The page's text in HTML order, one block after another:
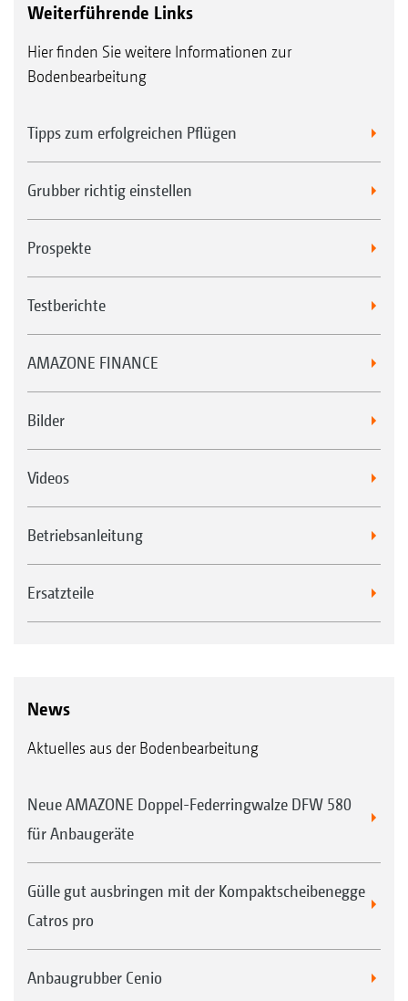
Weiterführende Links
Hier finden Sie weitere Informationen zur
Bodenbearbeitung
Tipps zum erfolgreichen Pflügen
Grubber richtig einstellen
Prospekte
Testberichte
AMAZONE FINANCE
Bilder
Videos
Betriebsanleitung
Ersatzteile
News
Aktuelles aus der Bodenbearbeitung
Neue AMAZONE Doppel-Federringwalze DFW 580
für Anbaugeräte
Gülle gut ausbringen mit der Kompaktscheibenegge
Catros pro
Anbaugrubber Cenio